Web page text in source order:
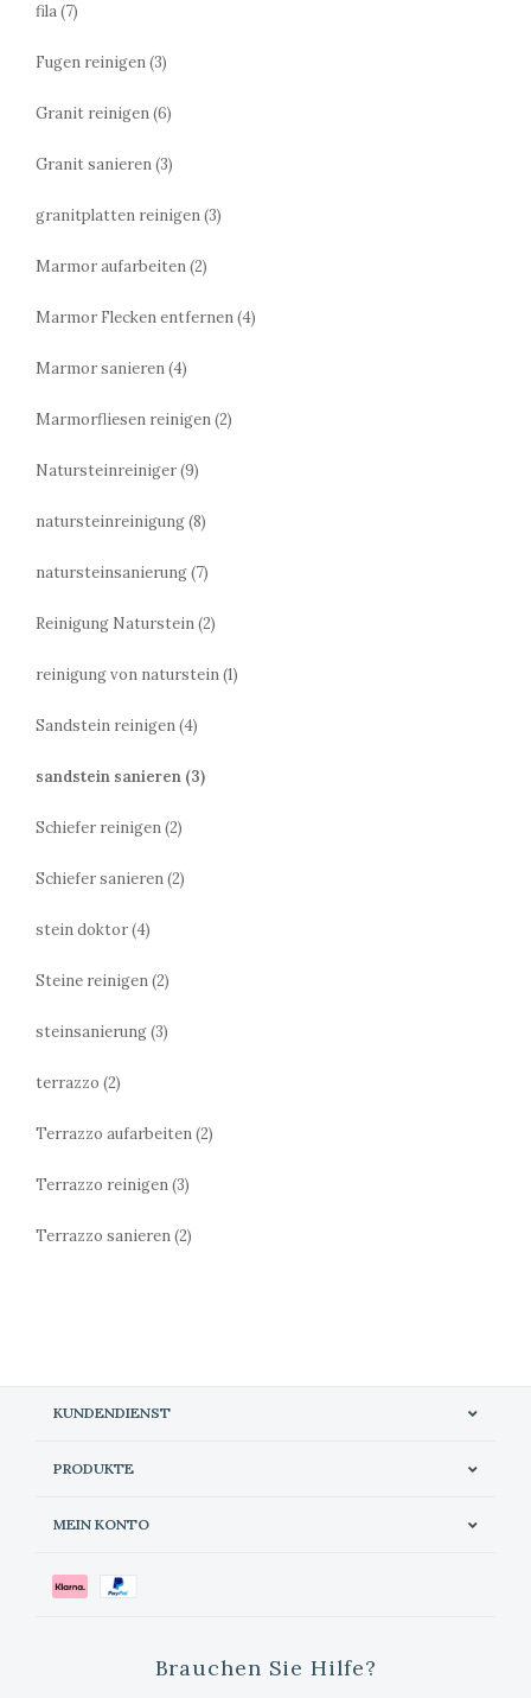
fila(7)
Fugen reinigen(3)
Granit reinigen(6)
Granit sanieren(3)
granitplatten reinigen(3)
Marmor aufarbeiten(2)
Marmor Flecken entfernen(4)
Marmor sanieren(4)
Marmorfliesen reinigen(2)
Natursteinreiniger(9)
natursteinreinigung(8)
natursteinsanierung(7)
Reinigung Naturstein(2)
reinigung von naturstein(1)
Sandstein reinigen(4)
sandstein sanieren (3)
Schiefer reinigen(2)
Schiefer sanieren(2)
stein doktor(4)
Steine reinigen(2)
steinsanierung(3)
terrazzo (2)
Terrazzo aufarbeiten(2)
Terrazzo reinigen(3)
Terrazzo sanieren(2)
KUNDENDIENST
PRODUKTE
MEIN KONTO
Brauchen Sie Hilfe?